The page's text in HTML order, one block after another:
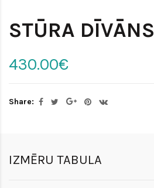
STŪRA DĪVĀNS
430.00€
Share:
IZMĒRU TABULA